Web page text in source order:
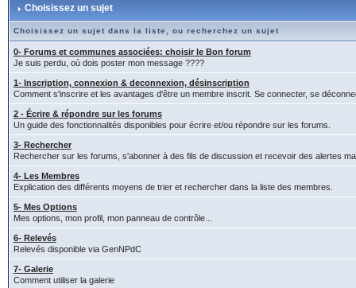
Choisissez un sujet
Choisissez un sujet dans la liste, ou recherchez un sujet
0- Forums et communes associées: choisir le Bon forum
Je suis perdu, où dois poster mon message ????
1- Inscription, connexion & deconnexion, désinscription
Comment s'inscrire et les avantages d'être un membre inscrit. Se connecter, se
2 - Écrire & répondre sur les forums
Un guide des fonctionnalités disponibles pour écrire et/ou répondre sur les forums.
3- Rechercher
Rechercher sur les forums, s'abonner à des fils de discussion et recevoir des alertes
4- Les Membres
Explication des différents moyens de trier et rechercher dans la liste des membres.
5- Mes Options
Mes options, mon profil, mon panneau de contrôle...
6- Relevés
Relevés disponible via GenNPdC
7- Galerie
Comment utiliser la galerie